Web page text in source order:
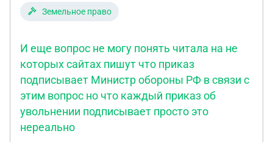
Земельное право
И еще вопрос не могу понять читала на не
которых сайтах пишут что приказ
подписывает Министр обороны РФ в связи с
этим вопрос но что каждый приказ об
увольнении подписывает просто это
нереально